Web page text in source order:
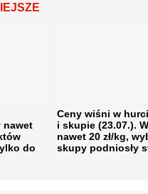
nawet
do
Ceny wiśni w
i skupie (23.07.).
nawet 20 zł/kg,
skupy podniosły